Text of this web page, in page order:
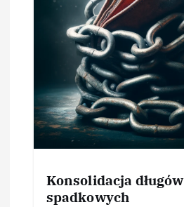
Konsolidacja długów
spadkowych